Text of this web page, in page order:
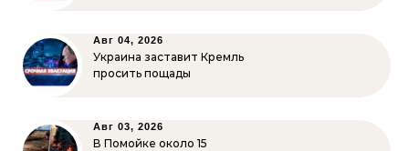
Авг 04, 2026
Украина заставит Кремль
просить пощады
Авг 03, 2026
В Помойке около 15